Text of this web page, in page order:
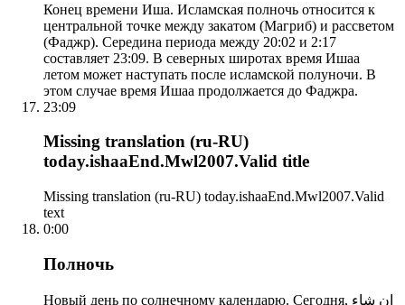
Конец времени Иша. Исламская полночь относится к
центральной точке между закатом (Магриб) и рассветом
(Фаджр). Середина периода между 20:02 и 2:17
составляет 23:09. В северных широтах время Ишаа
летом может наступать после исламской полуночи. В
этом случае время Ишаа продолжается до Фаджра.
23:09
Missing translation (ru-RU)
today.ishaaEnd.Mwl2007.Valid title
Missing translation (ru-RU) today.ishaaEnd.Mwl2007.Valid
text
0:00
Полночь
Новый день по солнечному календарю. Сегодня, إن شاء